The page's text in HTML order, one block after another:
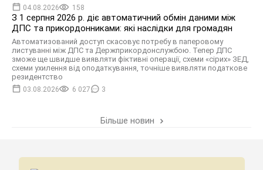
04.08.2026 158
З 1 серпня 2026 р. діє автоматичний обмін даними між
ДПС та прикордонниками: які наслідки для громадян
Автоматизований доступ скасовує потребу в паперовому
листуванні між ДПС та Держприкордонслужбою. Тепер ДПС
зможе ще швидше виявляти фіктивні операції, схеми «сірих» ЗЕД,
схеми ухилення від оподаткування, точніше виявляти податкове
резидентство
03.08.2026 6 027 3
Більше новин